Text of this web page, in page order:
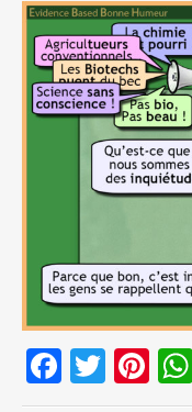
F
ac
T
w
Pi
nt